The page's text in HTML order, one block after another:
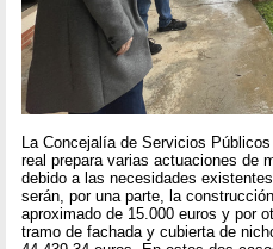
La Concejalía de Servicios
real prepara varias actuaciones de
debido a las necesidades
serán, por una parte, la
aproximado de 15.000 euros y por
tramo de fachada y cubierta de